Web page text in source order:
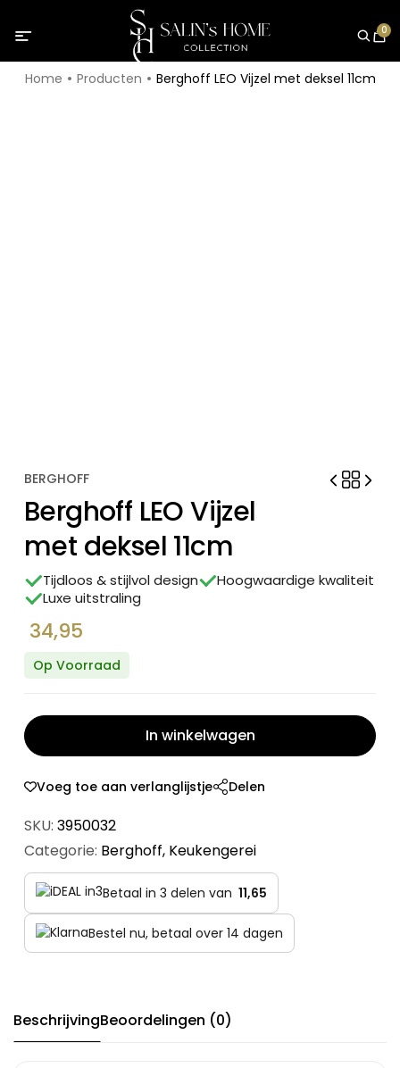
0
Home Producten Berghoff LEO Vijzel met deksel 11cm
BERGHOFF
Berghoff LEO Vijzel
met deksel 11cm
Tijdloos & stijlvol design
Hoogwaardige kwaliteit
Luxe uitstraling
34,95
Op Voorraad
In winkelwagen
Voeg toe aan verlanglijstje Delen
SKU: 3950032
Categorie: Berghoff, Keukengerei
Betaal in 3 delen van 11,65
Bestel nu, betaal over 14 dagen
BeschrijvingBeoordelingen (0)